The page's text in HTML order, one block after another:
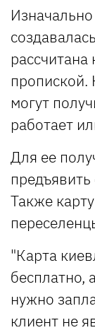
пропиской.
могут
работает
Для ее
Также
"Карта
бесплатно,
нужно
клиент не